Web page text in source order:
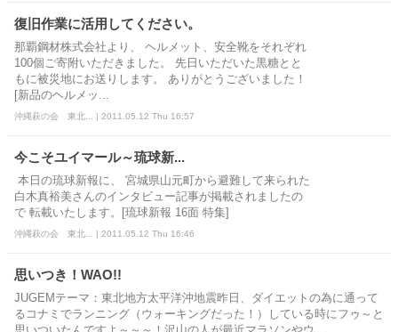
復旧作業に活用してください。
那覇鋼材株式会社より、 ヘルメット、安全靴をそれぞれ
100個ご寄附いただきました。 先日いただいた黒糖とと
もに被災地にお送りします。 ありがとうございました！
[新品のヘルメッ...
沖縄萩の会 東北... | 2011.05.12 Thu 16:57
今こそユイマール～琉球新...
本日の琉球新報に、 宮城県山元町から避難して来られた
白木真裕美さんのインタビュー記事が掲載されましたの
で 転載いたします。[琉球新報 16面 特集]
沖縄萩の会 東北... | 2011.05.12 Thu 16:46
思いつき！WAO!!
JUGEMテーマ：東北地方太平洋沖地震昨日、ダイエットの為に通って
るコナミでランニング（ウォーキングだった！）している時にフゥ～と